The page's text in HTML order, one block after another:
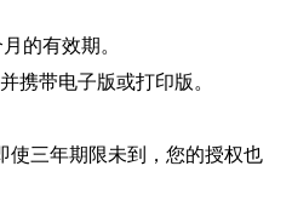
的有效期。
携带电子版或打印版。
使三年期限未到，您的授权也